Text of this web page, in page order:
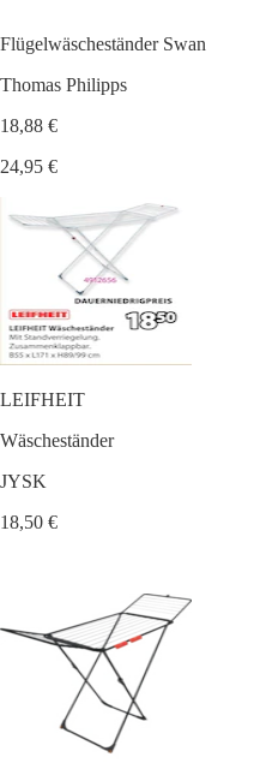
Flügelwäscheständer Swan
Thomas Philipps
18,88 €
24,95 €
LEIFHEIT
Wäscheständer
JYSK
18,50 €